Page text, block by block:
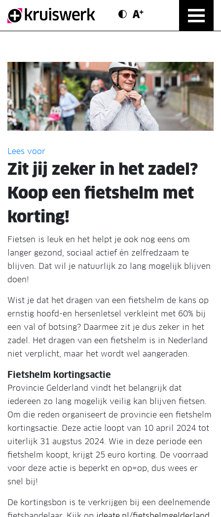
Direct door naar content
Contrast modus
Text vergroten
Lees voor
Zit jij zeker in het zadel?
Koop een fietshelm met
korting!
Fietsen is leuk en het helpt je ook nog eens om
langer gezond, sociaal actief én zelfredzaam te
blijven. Dat wil je natuurlijk zo lang mogelijk blijven
doen!
Wist je dat het dragen van een fietshelm de kans op
ernstig hoofd-en hersenletsel verkleint met 60% bij
een val of botsing? Daarmee zit je dus zeker in het
zadel. Het dragen van een fietshelm is in Nederland
niet verplicht, maar het wordt wel aangeraden.
Fietshelm kortingsactie
Provincie Gelderland vindt het belangrijk dat
iedereen zo lang mogelijk veilig kan blijven fietsen.
Om die reden organiseert de provincie een fietshelm
kortingsactie. Deze actie loopt van 10 april 2024 tot
uiterlijk 31 augstus 2024. Wie in deze periode een
fietshelm koopt, krijgt 25 euro korting. De voorraad
voor deze actie is beperkt en op=op, dus wees er
snel bij!
De kortingsbon is te verkrijgen bij een deelnemende